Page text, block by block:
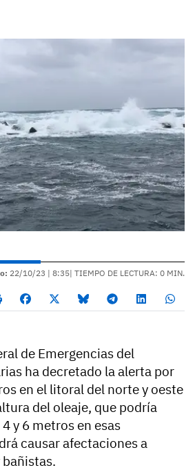
22/10/23 | 8:35| TIEMPO DE LECTURA: 0 MIN.
de Emergencias del
ha decretado la alerta por
en el litoral del norte y oeste
del oleaje, que podría
y 6 metros en esas
causar afectaciones a